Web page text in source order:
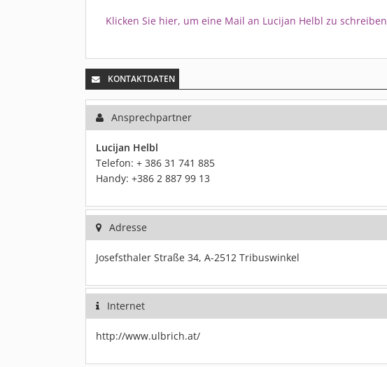
Klicken Sie hier, um eine Mail an Lucijan Helbl zu schreiben
KONTAKTDATEN
Ansprechpartner
Lucijan Helbl
Telefon: + 386 31 741 885
Handy: +386 2 887 99 13
Adresse
Josefsthaler Straße 34, A-2512 Tribuswinkel
Internet
http://www.ulbrich.at/